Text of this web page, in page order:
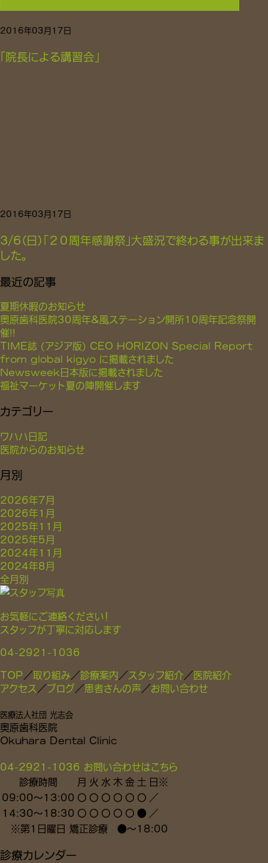
2016年03月17日
「院長による講習会」
2016年03月17日
3/6（日）「２０周年感謝祭」大盛況で終わる事が出来ま
した。
最近の記事
夏期休暇のお知らせ
奥原歯科医院30周年&風ステーション開所10周年記念祭開
催!!
TIME誌 (アジア版) CEO HORIZON Special Report
from global kigyo に掲載されました
Newsweek日本版に掲載されました
福祉マーケット夏の陣開催します
カテゴリー
ワハハ日記
医院からのお知らせ
月別
2026年7月
2026年1月
2025年11月
2025年5月
2024年11月
2024年8月
全月別
お気軽にご連絡ください！
スタッフが丁寧に対応します
04-2921-1036
TOP／取り組み／診療案内／スタッフ紹介／医院紹介
アクセス ／ブログ／患者さんの声／お問い合わせ
医療法人社団 光志会
奥原歯科医院
Okuhara Dental Clinic
04-2921-1036 お問い合わせはこちら
診療時間
月 火 水 木金 土 日※
09:00～13:00 〇 〇 〇 〇 〇 〇 ／
14:30～18:30 〇 〇 〇 〇 〇 ● ／
※第1日曜日 矯正診療 ●～18:00
診療カレンダー